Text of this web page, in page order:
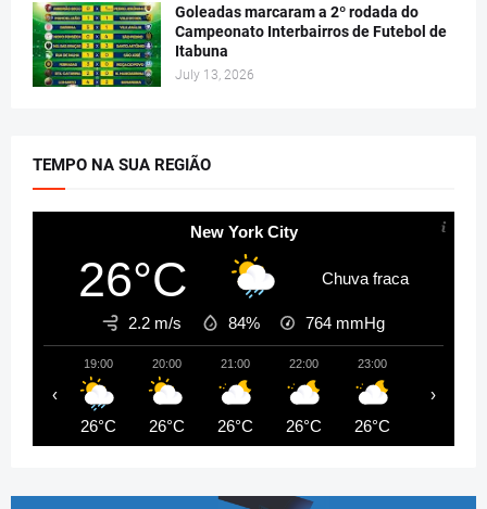
Goleadas marcaram a 2º rodada do
Campeonato Interbairros de Futebol de
Itabuna
July 13, 2026
TEMPO NA SUA REGIÃO
New York City
26°C Chuva fraca
2.2 m/s 84% 764 mmHg
19:00
26°C
20:00
26°C
21:00
26°C
22:00
26°C
23:00
26°C
‹ ›